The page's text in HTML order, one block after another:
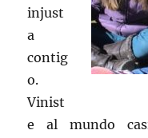
injust
a
contig
o.
Vinist
e al mundo